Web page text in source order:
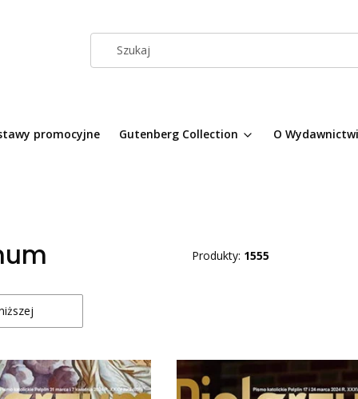
promocyjne Gutenberg Collection O
Produkty: 1555